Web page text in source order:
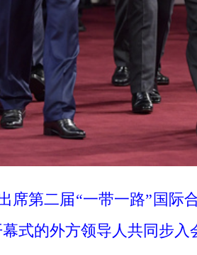
席第二届“一带一路”国
式的外方领导人共同步入